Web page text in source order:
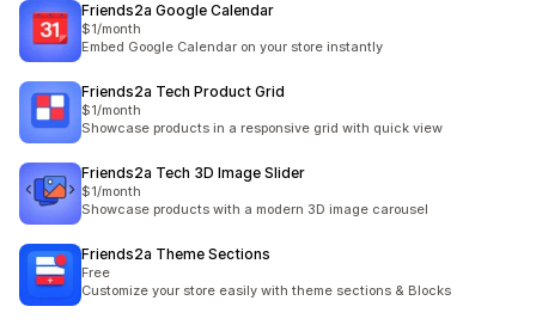
Friends2a Google Calendar
$1/month
Embed Google Calendar on your store instantly
Friends2a Tech Product Grid
$1/month
Showcase products in a responsive grid with quick view
Friends2a Tech 3D Image Slider
$1/month
Showcase products with a modern 3D image carousel
Friends2a Theme Sections
Free
Customize your store easily with theme sections & Blocks